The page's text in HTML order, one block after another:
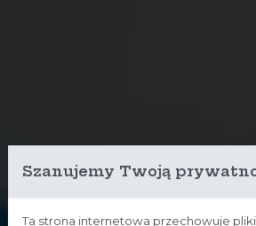
Szanujemy Twoją
Ta strona internetowa przechowuje